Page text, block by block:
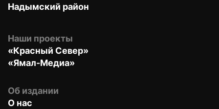
Надымский район
Наши проекты
«Красный Север»
«Ямал-Медиа»
Об издании
О нас